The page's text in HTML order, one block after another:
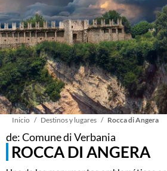
Sobrescribir
enlaces
Inicio Destinos y lugares Rocca di Angera
de: Comune di Verbania
ROCCA DI ANGERA